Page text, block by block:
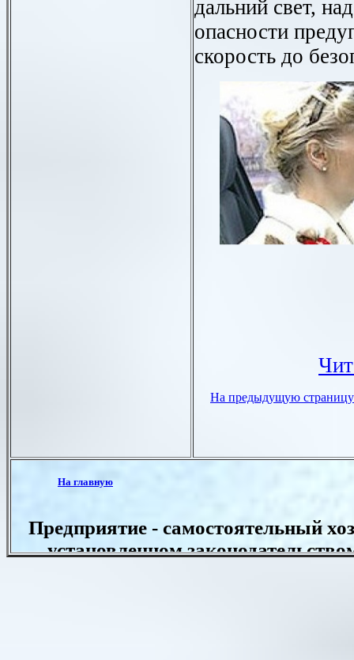
дальний свет,
опасности
скорость до
На предыдущую страницу